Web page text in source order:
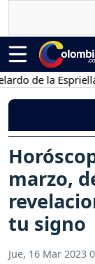
la Espriella
marzo,
tu signo
Jue, 16 Mar 2023